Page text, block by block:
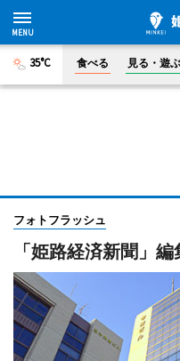
35°C 食べる 見る・遊ぶ
フォトフラッシュ
「姫路経済新聞」